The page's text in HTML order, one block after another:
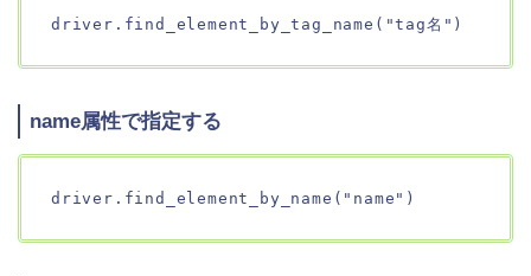
driver.find_element_by_tag_name("tag名")
name属性で指定する
driver.find_element_by_name("name")